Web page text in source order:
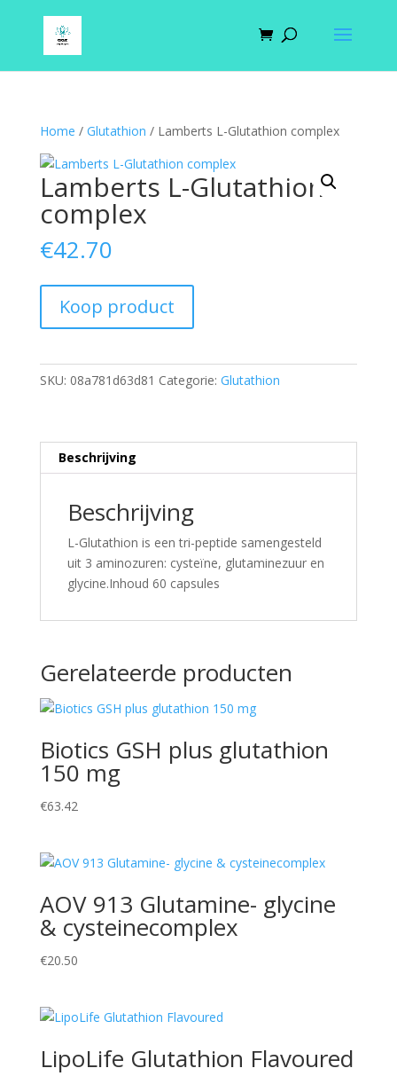
Home / Glutathion / Lamberts L-Glutathion complex
Lamberts L-Glutathion
complex
€42.70
Koop product
SKU: 08a781d63d81 Categorie: Glutathion
Beschrijving
Beschrijving
L-Glutathion is een tri-peptide samengesteld
uit 3 aminozuren: cysteïne, glutaminezuur en
glycine.Inhoud 60 capsules
Gerelateerde producten
Biotics GSH plus glutathion
150 mg
€63.42
AOV 913 Glutamine- glycine
& cysteinecomplex
€20.50
LipoLife Glutathion Flavoured